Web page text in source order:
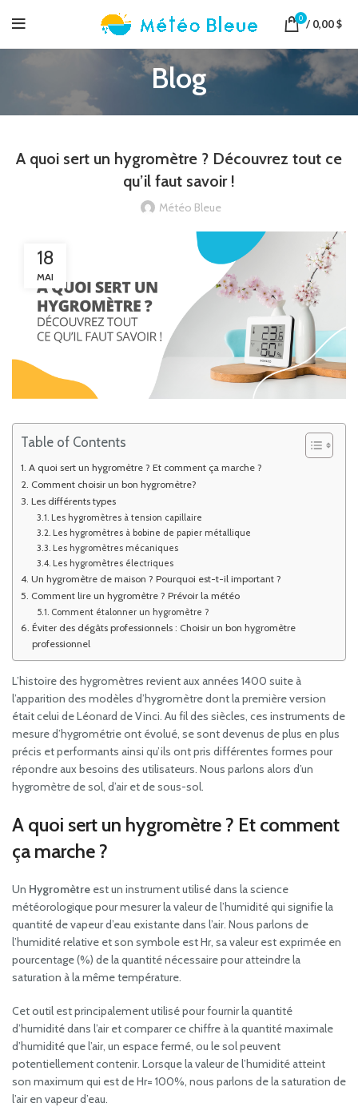
0 / 0,00$
Blog
A quoi sert un hygromètre ? Découvrez tout ce
qu’il faut savoir !
Météo Bleue
18
MAI
Table of Contents
A quoi sert un hygromètre ? Et comment ça marche ?
Comment choisir un bon hygromètre?
Les différents types
Les hygromètres à tension capillaire
Les hygromètres à bobine de papier métallique
Les hygromètres mécaniques
Les hygromètres électriques
Un hygromètre de maison ? Pourquoi est-t-il important ?
Comment lire un hygromètre ? Prévoir la météo
Comment étalonner un hygromètre ?
Éviter des dégâts professionnels : Choisir un bon hygromètre
professionnel
L’histoire des hygromètres revient aux années 1400 suite à
l’apparition des modèles d’hygromètre dont la première version
était celui de Léonard de Vinci. Au fil des siècles, ces instruments de
mesure d’hygrométrie ont évolué, se sont devenus de plus en plus
précis et performants ainsi qu’ils ont pris différentes formes pour
répondre aux besoins des utilisateurs. Nous parlons alors d’un
hygromètre de sol, d’air et de sous-sol.
A quoi sert un hygromètre ? Et comment
ça marche ?
Un Hygromètre est un instrument utilisé dans la science
météorologique pour mesurer la valeur de l’humidité qui signifie la
quantité de vapeur d’eau existante dans l’air. Nous parlons de
l’humidité relative et son symbole est Hr, sa valeur est exprimée en
pourcentage (%) de la quantité nécessaire pour atteindre la
saturation à la même température.
Cet outil est principalement utilisé pour fournir la quantité
d’humidité dans l’air et comparer ce chiffre à la quantité maximale
d’humidité que l’air, un espace fermé, ou le sol peuvent
potentiellement contenir. Lorsque la valeur de l’humidité atteint
son maximum qui est de Hr= 100%, nous parlons de la saturation de
l’air en vapeur d’eau.